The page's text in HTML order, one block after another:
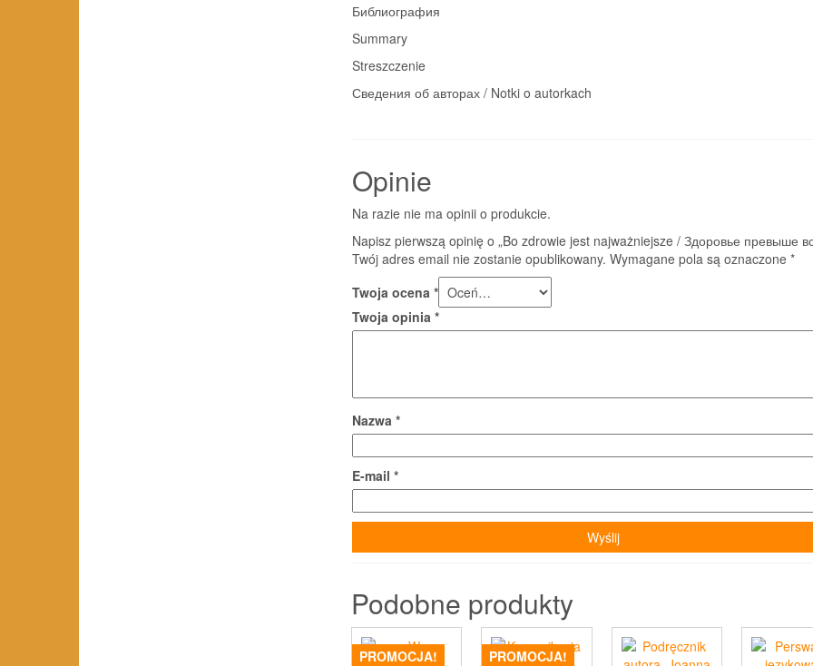
Библиография
Summary
Streszczenie
Сведения об авторах / Notki o autorkach
Opinie
Na razie nie ma opinii o produkcie.
Napisz pierwszą opinię o „Bo zdrowie jest najważniejsze / Здоровье превыше
Twój adres email nie zostanie opublikowany. Wymagane pola są oznaczone *
Twoja ocena *
Twoja opinia *
Nazwa *
E-mail *
Podobne produkty
PROMOCJA! PROMOCJA!